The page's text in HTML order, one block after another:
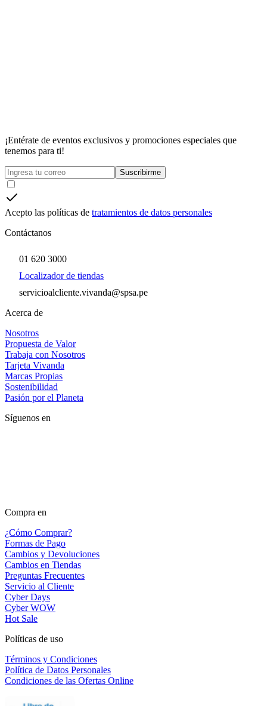
¡Entérate de eventos exclusivos y promociones especiales que
tenemos para ti!
Suscribirme
Acepto las políticas de tratamientos de datos personales
Contáctanos
01 620 3000
Localizador de tiendas
servicioalcliente.vivanda@spsa.pe
Acerca de
Nosotros
Propuesta de Valor
Trabaja con Nosotros
Tarjeta Vivanda
Marcas Propias
Sostenibilidad
Pasión por el Planeta
Síguenos en
Compra en
¿Cómo Comprar?
Formas de Pago
Cambios y Devoluciones
Cambios en Tiendas
Preguntas Frecuentes
Servicio al Cliente
Cyber Days
Cyber WOW
Hot Sale
Políticas de uso
Términos y Condiciones
Política de Datos Personales
Condiciones de las Ofertas Online